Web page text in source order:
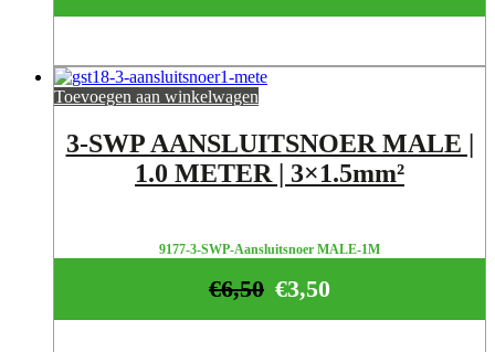
Toevoegen aan winkelwagen
3-SWP AANSLUITSNOER MALE |
1.0 METER | 3×1.5mm²
9177-3-SWP-Aansluitsnoer MALE-1M
€3,50
€6,50